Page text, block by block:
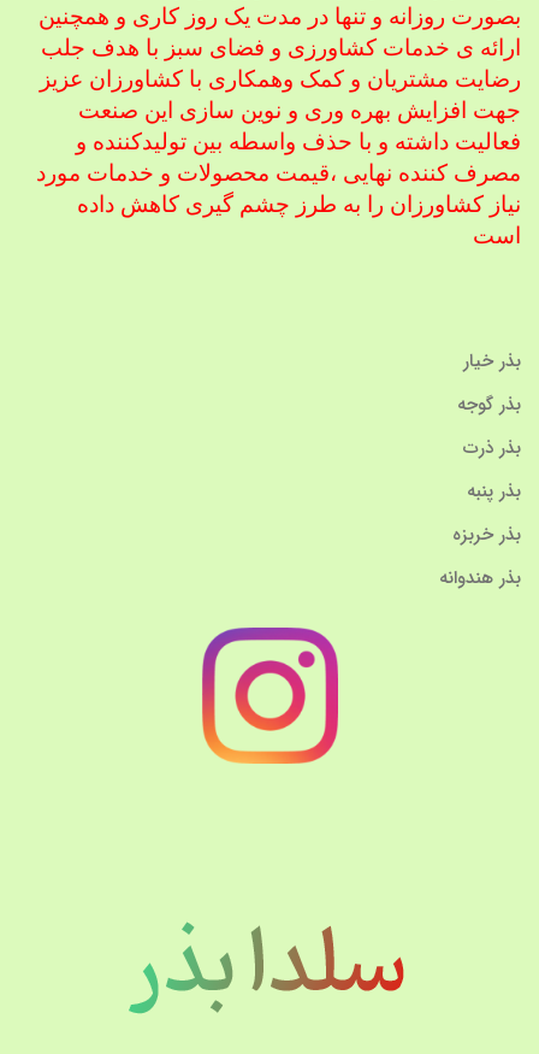
بصورت روزانه و تنها در مدت یک روز کاری و همچنین
ارائه ی خدمات کشاورزی و فضای سبز با هدف جلب
رضایت مشتریان و کمک وهمکاری با کشاورزان عزیز
جهت افزایش بهره وری و نوین سازی این صنعت
فعالیت داشته و با حذف واسطه بین تولیدکننده و
مصرف کننده نهایی ،قیمت محصولات و خدمات مورد
نیاز کشاورزان را به طرز چشم گیری کاهش داده
است
بذر خیار
بذر گوجه
بذر ذرت
بذر پنبه
بذر خربزه
بذر هندوانه